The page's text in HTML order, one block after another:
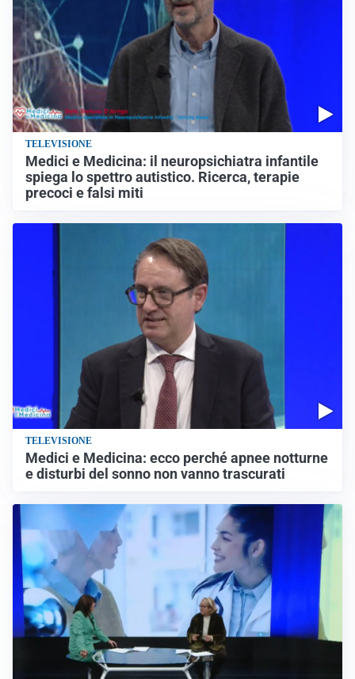
TELEVISIONE
Medici e Medicina: il neuropsichiatra infantile
spiega lo spettro autistico. Ricerca, terapie
precoci e falsi miti
TELEVISIONE
Medici e Medicina: ecco perché apnee notturne
e disturbi del sonno non vanno trascurati